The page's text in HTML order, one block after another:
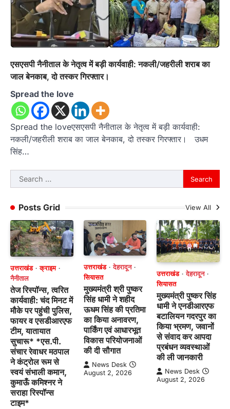
एसएसपी नैनीताल के नेतृत्व में बड़ी कार्यवाही: नकली/जहरीली शराब का
जाल बेनकाब, दो तस्कर गिरफ्तार।
Spread the love
Spread the loveएसएसपी नैनीताल के नेतृत्व में बड़ी कार्यवाही:
नकली/जहरीली शराब का जाल बेनकाब, दो तस्कर गिरफ्तार। उधम
सिंह…
Search
for:
Posts Grid
View All
उत्तराखंड
क्राइम
नैनीताल
तेज रिस्पॉन्स, त्वरित
कार्यवाही: चंद मिनट में
मौके पर पहुंची पुलिस,
फायर व एसडीआरएफ
टीम, यातायात
सुचारू* *एस.पी.
संचार रेवाधर मठपाल
ने कंट्रोल रूम से
स्वयं संभाली कमान,
कुमाऊँ कमिश्नर ने
सराहा रिस्पॉन्स
टाइम*
उत्तराखंड
देहरादून
सियासत
मुख्यमंत्री श्री पुष्कर
सिंह धामी ने शहीद
ऊधम सिंह की प्रतिमा
का किया अनावरण,
पार्किंग एवं आधारभूत
विकास परियोजनाओं
की दी सौगात
News Desk
August 2, 2026
उत्तराखंड
देहरादून
सियासत
मुख्यमंत्री पुष्कर सिंह
धामी ने एनडीआरएफ
बटालियन गदरपुर का
किया भ्रमण, जवानों
से संवाद कर आपदा
प्रबंधन व्यवस्थाओं
की ली जानकारी
News Desk
August 2, 2026